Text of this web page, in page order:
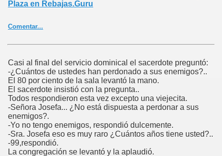
Plaza en Rebajas.Guru
Comentar...
Casi al final del servicio dominical el sacerdote preguntó:
-¿Cuántos de ustedes han perdonado a sus enemigos?..
El 80 por ciento de la sala levantó la mano.
El sacerdote insistió con la pregunta..
Todos respondieron esta vez excepto una viejecita.
-Señora Josefa... ¿No está dispuesta a perdonar a sus
enemigos?.
-Yo no tengo enemigos, respondió dulcemente.
-Sra. Josefa eso es muy raro ¿Cuántos años tiene usted?..
-99,respondió.
La congregación se levantó y la aplaudió.